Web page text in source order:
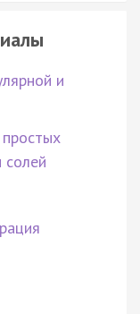
и
солей